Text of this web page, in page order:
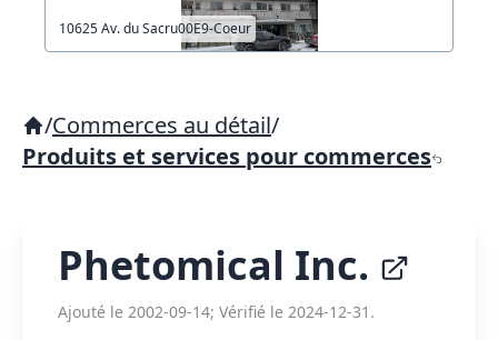
10625 Av. du Sacru00E9-Coeur
/Commerces au détail/
Produits et services pour commerces
Phetomical Inc.
Ajouté le 2002-09-14; Vérifié le 2024-12-31.